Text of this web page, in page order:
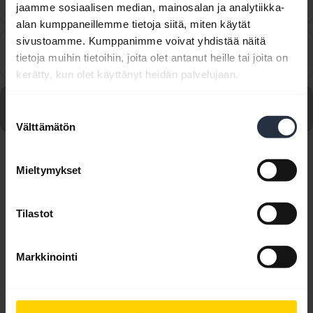
jaamme sosiaalisen median, mainosalan ja analytiikka-
alan kumppaneillemme tietoja siitä, miten käytät
sivustoamme. Kumppanimme voivat yhdistää näitä
tietoja muihin tietoihin, joita olet antanut heille tai joita on
kerätty, kun olet käyttänyt heidän palvelujaan.
valinta
Välttämätön
Mieltymykset
Tilastot
Markkinointi
kuuntelua ja videoiden katselua varten?
Miten voin tarkistaa Jabra Sport Pulse Wirelessin
sopivuuden?
Pikaopas